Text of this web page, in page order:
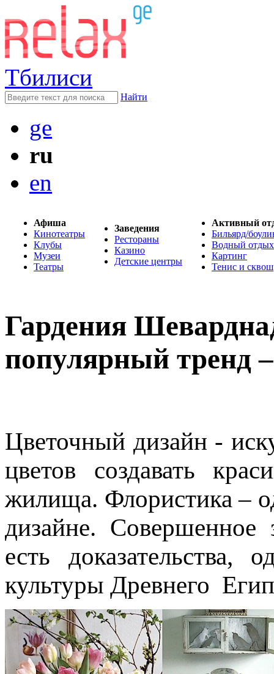
Тбилиси
Найти
ge
ru
en
Афиша
Кинотеатры
Клубы
Музеи
Театры
Заведения
Рестораны
Казино
Детские центры
Активный
Бильярд/
Водный отдых
Картинг
Тенис и сквош
Гардения
популярный тренд
Цветочный дизайн -
цветов создавать
жилища. Флористика –
дизайне. Совершенное
есть
культуры Древнего